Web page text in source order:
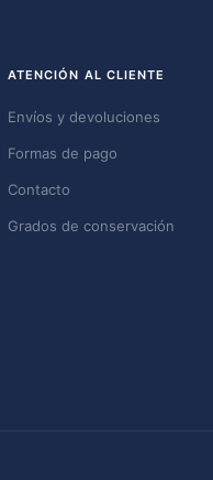
ATENCIÓN AL CLIENTE
Envíos y devoluciones
Formas de pago
Contacto
Grados de conservación